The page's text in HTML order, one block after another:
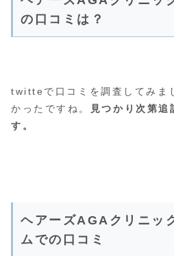
の口コミは？
twitteで口コミを調査してみま
かったですね。
見つかり次第追
す。
ヘアーズAGAクリニッ
ムでの口コミ